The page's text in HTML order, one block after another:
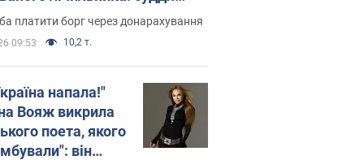
неочікуване рішення
платити борг через донарахування
09:53 10,2 т.
напала!"
Вояж викрила
поета, якого
він